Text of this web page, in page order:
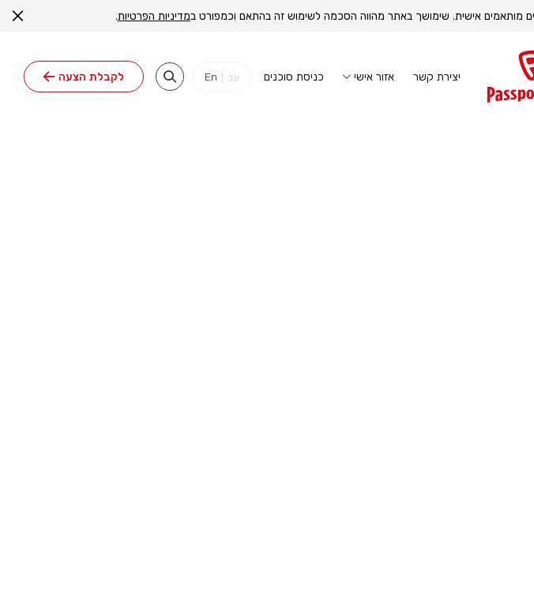
מותאמים אישית. שימושך באתר מהווה הסכמה לשימוש זה בהתאם וכמפורט במדיניות הפרטיות.
יצירת קשר אזור אישי כניסת סוכנים עב |
En לקבלת הצעה